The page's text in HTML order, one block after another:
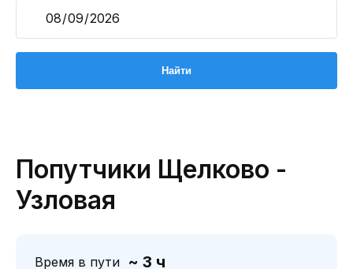
Попутчики Щелково -
Узловая
Время в пути ~ 3 ч